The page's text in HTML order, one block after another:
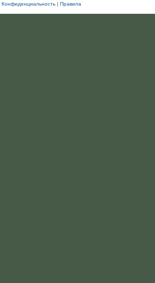
Конфиденциальность| Правила